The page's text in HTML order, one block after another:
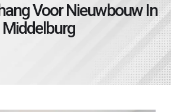
Voor Nieuwbouw In
Middelburg